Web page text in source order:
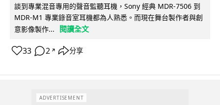
談到專業混音專用的聲音監聽耳機，Sony 經典 MDR-7506 到
MDR-M1 專業錄音室耳機都為人熟悉。而現在舞台製作者與創
意影像製作...
閱讀全文
33 2 ↗ 分享
ADVERTISEMENT